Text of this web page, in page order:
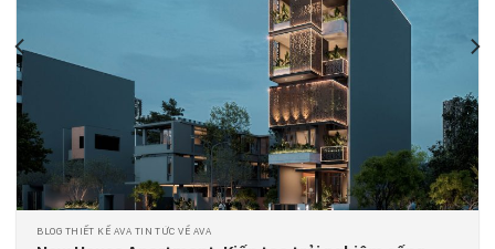
TIN TỨC VỀ AVA BLOG THIẾT KẾ AVA KIẾN TRÚC & XÂY DỰNG